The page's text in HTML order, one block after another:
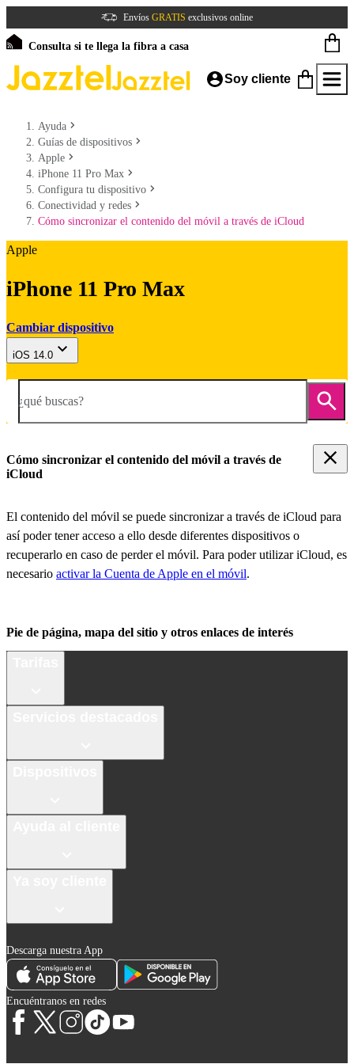
Envíos GRATIS exclusivos online
Consulta si te llega la fibra a casa
Soy cliente
Ayuda
Guías de dispositivos
Apple
iPhone 11 Pro Max
Configura tu dispositivo
Conectividad y redes
Cómo sincronizar el contenido del móvil a través de iCloud
Apple
iPhone 11 Pro Max
Cambiar dispositivo
iOS 14.0
¿qué buscas?
Cómo sincronizar el contenido del móvil a través de
iCloud
El contenido del móvil se puede sincronizar a través de iCloud para
así poder tener acceso a ello desde diferentes dispositivos o
recuperarlo en caso de perder el móvil. Para poder utilizar iCloud, es
necesario activar la Cuenta de Apple en el móvil.
Pie de página, mapa del sitio y otros enlaces de interés
Descarga nuestra App
Encuéntranos en redes